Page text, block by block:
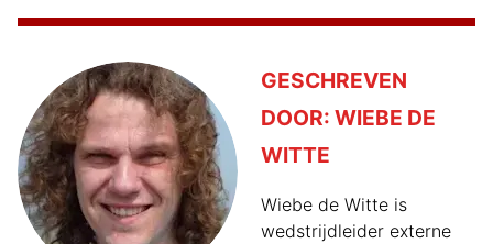
GESCHREVEN
DOOR: WIEBE DE
WITTE
Wiebe de Witte is
wedstrijdleider externe